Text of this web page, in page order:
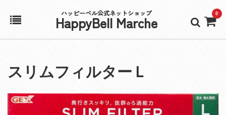
ハッピーベル公式ネットショップ
HappyBell Marche 0
アカウント
カート
スリムフィルターＬ